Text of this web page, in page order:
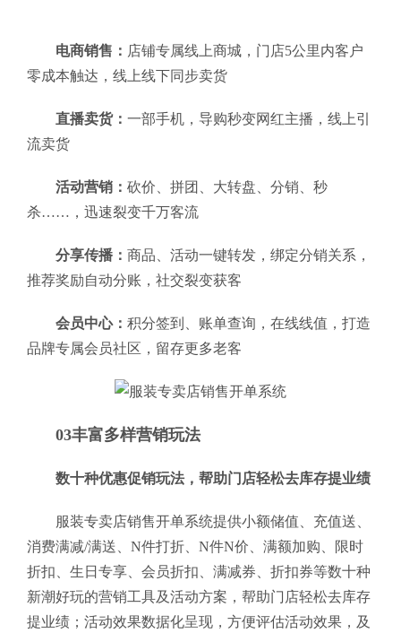
电商销售： 店铺专属线上商城，门店5公里内客户
零成本触达，线上线下同步卖货
直播卖货： 一部手机，导购秒变网红主播，线上引
流卖货
活动营销： 砍价、拼团、大转盘、分销、秒
杀……，迅速裂变千万客流
分享传播： 商品、活动一键转发，绑定分销关系，
推荐奖励自动分账，社交裂变获客
会员中心： 积分签到、账单查询，在线线值，打造
品牌专属会员社区，留存更多老客
03丰富多样营销玩法
数十种优惠促销玩法，帮助门店轻松去库存提业绩
服装专卖店销售开单系统提供小额储值、充值送、
消费满减/满送、N件打折、N件N价、满额加购、限时
折扣、生日专享、会员折扣、满减券、折扣券等数十种
新潮好玩的营销工具及活动方案，帮助门店轻松去库存
提业绩；活动效果数据化呈现，方便评估活动效果，及